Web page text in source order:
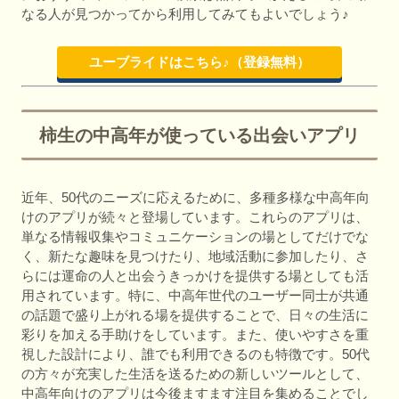
なる人が見つかってから利用してみてもよいでしょう♪
ユーブライドはこちら♪（登録無料）
柿生の中高年が使っている出会いアプリ
近年、50代のニーズに応えるために、多種多様な中高年向
けのアプリが続々と登場しています。これらのアプリは、
単なる情報収集やコミュニケーションの場としてだけでな
く、新たな趣味を見つけたり、地域活動に参加したり、さ
らには運命の人と出会うきっかけを提供する場としても活
用されています。特に、中高年世代のユーザー同士が共通
の話題で盛り上がれる場を提供することで、日々の生活に
彩りを加える手助けをしています。また、使いやすさを重
視した設計により、誰でも利用できるのも特徴です。50代
の方々が充実した生活を送るための新しいツールとして、
中高年向けのアプリは今後ますます注目を集めることでし